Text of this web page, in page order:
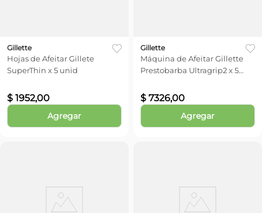
Gillette
Hojas de Afeitar Gillete
SuperThin x 5 unid
$ 1952,00
Agregar
Gillette
Máquina de Afeitar Gillette
Prestobarba Ultragrip2 x 5
$ 7326,00
Agregar